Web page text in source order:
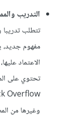
التدريب
تتطلب
مفهوم جديد،
الاعتماد
تحتوي على
وغيرها من